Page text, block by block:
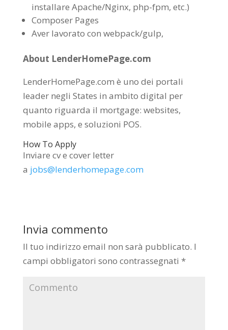
installare Apache/Nginx, php-fpm, etc.)
Composer Pages
Aver lavorato con webpack/gulp,
About LenderHomePage.com
LenderHomePage.com è uno dei portali
leader negli States in ambito digital per
quanto riguarda il mortgage: websites,
mobile apps, e soluzioni POS.
How To Apply
Inviare cv e cover letter
a jobs@lenderhomepage.com
Invia commento
Il tuo indirizzo email non sarà pubblicato. I
campi obbligatori sono contrassegnati *